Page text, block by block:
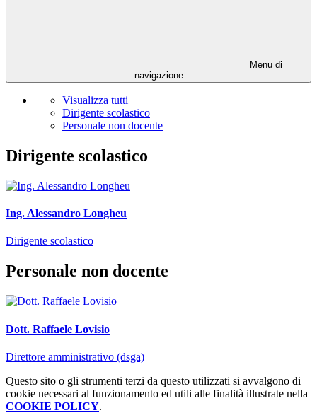
Menu di
navigazione
Visualizza tutti
Dirigente scolastico
Personale non docente
Dirigente scolastico
Ing. Alessandro Longheu
Dirigente scolastico
Personale non docente
Dott. Raffaele Lovisio
Direttore amministrativo (dsga)
Questo sito o gli strumenti terzi da questo utilizzati si avvalgono di
cookie necessari al funzionamento ed utili alle finalità illustrate nella
COOKIE POLICY.